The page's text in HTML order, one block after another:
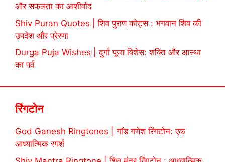
और सफलता का आशीर्वाद
Shiv Puran Quotes | शिव पुराण कोट्स : भगवान शिव की
उपदेश और प्रेरणा
Durga Puja Wishes | दुर्गा पूजा विशेस: शक्ति और आस्था
का पर्व
रिंगटोन
God Ganesh Ringtones | गॉड गणेश रिंगटोन: एक
आध्यात्मिक स्पर्श